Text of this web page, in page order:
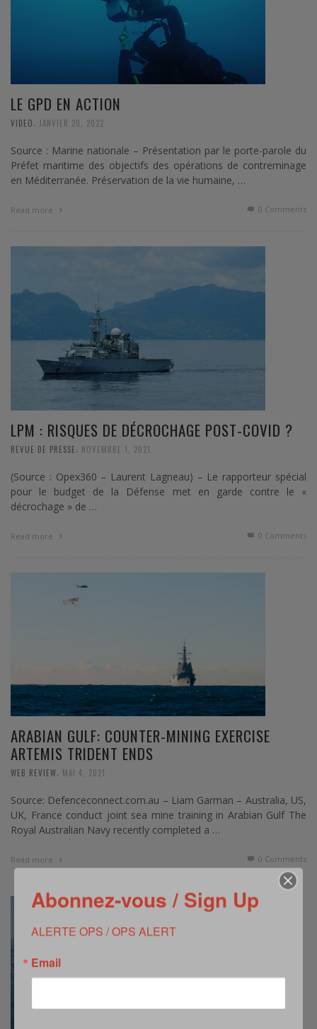
LE GPD EN ACTION
VIDEO, JANVIER 20, 2022
Source : Marine nationale – Présentation par le porte-parole du
Préfet maritime des objectifs des opérations de contreminage
en Méditerranée. Préservation de la vie humaine, …
Read more 0 Comments
LPM : RISQUES DE DÉCROCHAGE POST-COVID ?
REVUE DE PRESSE, NOVEMBRE 1, 2021
(Source : Opex360 – Laurent Lagneau) – Le rapporteur spécial
pour le budget de la Défense met en garde contre le «
décrochage » de …
Read more 0 Comments
ARABIAN GULF: COUNTER-MINING EXERCISE
ARTEMIS TRIDENT ENDS
WEB REVIEW, MAI 4, 2021
Source: Defenceconnect.com.au – Liam Garman – Australia, US,
UK, France conduct joint sea mine training in Arabian Gulf The
Royal Australian Navy recently completed a …
Read more 0 Comments
Abonnez-vous / Sign Up
ALERTE OPS / OPS ALERT
Email